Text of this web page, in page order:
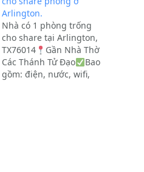
Arlington.
Nhà có 1 phòng trống
cho share tại Arlington,
TX76014
Gần Nhà Thờ
Các Thánh Tử Đạo
Bao
gồm: điện, nước, wifi,